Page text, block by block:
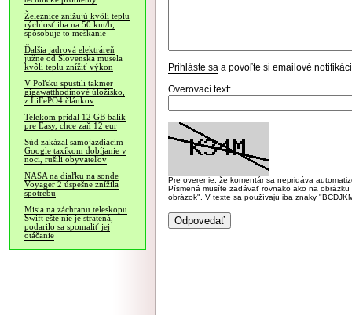
Železnice znižujú kvôli teplu
rýchlosť iba na 50 km/h,
spôsobuje to meškanie
Ďalšia jadrová elektráreň
južne od Slovenska musela
kvôli teplu znížiť výkon
V Poľsku spustili takmer
gigawatthodinové úložisko,
z LiFePO4 článkov
Telekom pridal 12 GB balík
pre Easy, chce zaň 12 eur
Súd zakázal samojazdiacim
Google taxíkom dobíjanie v
noci, rušili obyvateľov
NASA na diaľku na sonde
Voyager 2 úspešne znížila
spotrebu
Misia na záchranu teleskopu
Swift ešte nie je stratená,
podarilo sa spomaliť jej
otáčanie
Prihláste sa a povoľte si emailové
Overovací text:
Pre overenie, že komentár sa nepridáva
Písmená musíte zadávať rovnako ako na
obrázok". V texte sa používajú iba znaky